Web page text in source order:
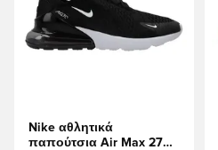
Nike αθλητικά
παπούτσια Air Max 270 -